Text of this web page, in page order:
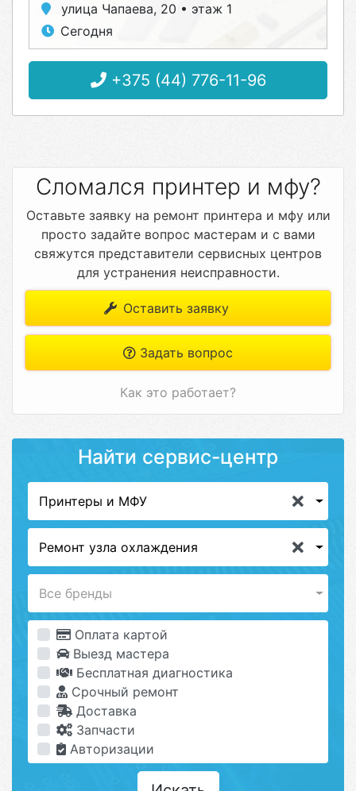
улица Чапаева, 20 • этаж 1
Сегодня
+375 (44) 776-11-96
Сломался принтер и мфу?
Оставьте заявку на ремонт принтера и мфу или
просто задайте вопрос мастерам и с вами
свяжутся представители сервисных центров
для устранения неисправности.
Оставить заявку
Задать вопрос
Как это работает?
Найти сервис-центр
Принтеры и МФУ
Ремонт узла охлаждения
Все бренды
Оплата картой
Выезд мастера
Бесплатная диагностика
Срочный ремонт
Доставка
Запчасти
Авторизации